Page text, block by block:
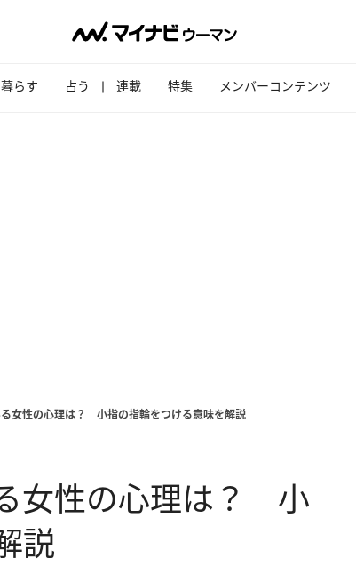
暮らす 占う 連載 特集 メンバーコンテンツ
女性の心理は？ 小指の指輪をつける意味を解説
女性の心理は？ 小
説